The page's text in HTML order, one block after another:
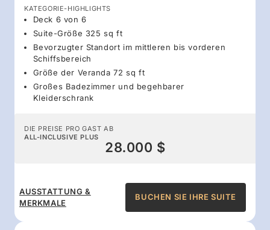
KATEGORIE-HIGHLIGHTS
Deck 6 von 6
Suite-Größe 325 sq ft
Bevorzugter Standort im mittleren bis vorderen
Schiffsbereich
Größe der Veranda 72 sq ft
Großes Badezimmer und begehbarer
Kleiderschrank
DIE PREISE PRO GAST AB
ALL-INCLUSIVE PLUS
28.000 $
AUSSTATTUNG &
MERKMALE
BUCHEN SIE IHRE SUITE